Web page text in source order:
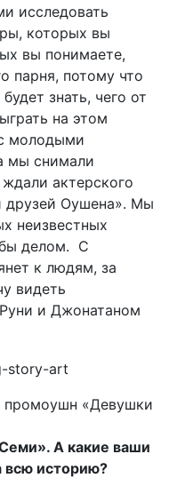
исследовать
которых вы
вы понимаете,
парня, потому что
знать, чего от
на этом
молодыми
мы снимали
актерского
друзей Оушена». Мы
неизвестных
бы делом. С
к людям, за
видеть
и Джонатаном
промоушн «Девушки
А какие ваши
всю историю?